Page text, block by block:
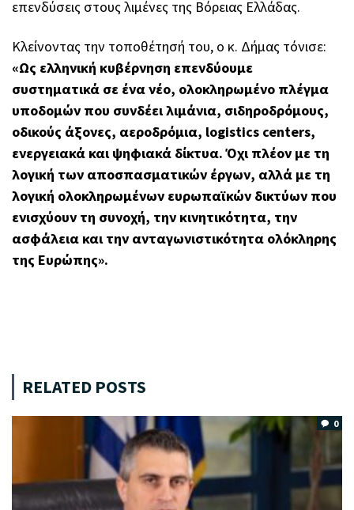
επενδύσεις στους λιμένες της Βόρειας Ελλάδας.
Κλείνοντας την τοποθέτησή του, ο κ. Δήμας τόνισε:
«Ως ελληνική κυβέρνηση επενδύουμε
συστηματικά σε ένα νέο, ολοκληρωμένο πλέγμα
υποδομών που συνδέει λιμάνια, σιδηροδρόμους,
οδικούς άξονες, αεροδρόμια, logistics centers,
ενεργειακά και ψηφιακά δίκτυα. Όχι πλέον με τη
λογική των αποσπασματικών έργων, αλλά με τη
λογική ολοκληρωμένων ευρωπαϊκών δικτύων που
ενισχύουν τη συνοχή, την κινητικότητα, την
ασφάλεια και την ανταγωνιστικότητα ολόκληρης
της Ευρώπης».
RELATED POSTS
0